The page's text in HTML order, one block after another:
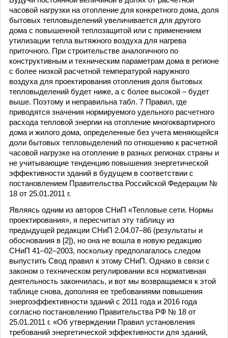
часовой нагрузки на отопление для конкретного дома, доля
бытовых тепловыделений увеличивается для другого
дома с повышенной теплозащитой или с применением
утилизации тепла вытяжного воздуха для нагрева
приточного. При строительстве аналогичного по
конструктивным и техническим параметрам дома в регионе
с более низкой расчетной температурой наружного
воздуха для проектирования отопления доля бытовых
тепловыделений будет ниже, а с более высокой – будет
выше. Поэтому и неправильна табл. 7 Правил, где
приводятся значения нормируемого удельного расчетного
расхода тепловой энергии на отопление многоквартирного
дома и жилого дома, определенные без учета меняющейся
доли бытовых тепловыделений по отношению к расчетной
часовой нагрузке на отопление в разных регионах страны и
не учитывающие тенденцию повышения энергетической
эффективности зданий в будущем в соответствии с
постановлением Правительства Российской Федерации №
18 от 25.01.2011 г.
Являясь одним из авторов СНиП «Тепловые сети. Нормы
проектирования», я пересчитал эту таблицу из
предыдущей редакции СНиП 2.04.07–86 (результаты и
обоснования в [2]), но она не вошла в новую редакцию
СНиП 41–02–2003, поскольку предполагалось следом
выпустить Свод правил к этому СНиП. Однако в связи с
законом о техническом регулировании вся нормативная
деятельность закончилась, и вот мы возвращаемся к этой
таблице снова, дополняя ее требованиями повышения
энергоэффективности зданий с 2011 года и 2016 года
согласно постановлению Правительства РФ № 18 от
25.01.2011 г. «Об утверждении Правил установления
требований энергетической эффективности для зданий,